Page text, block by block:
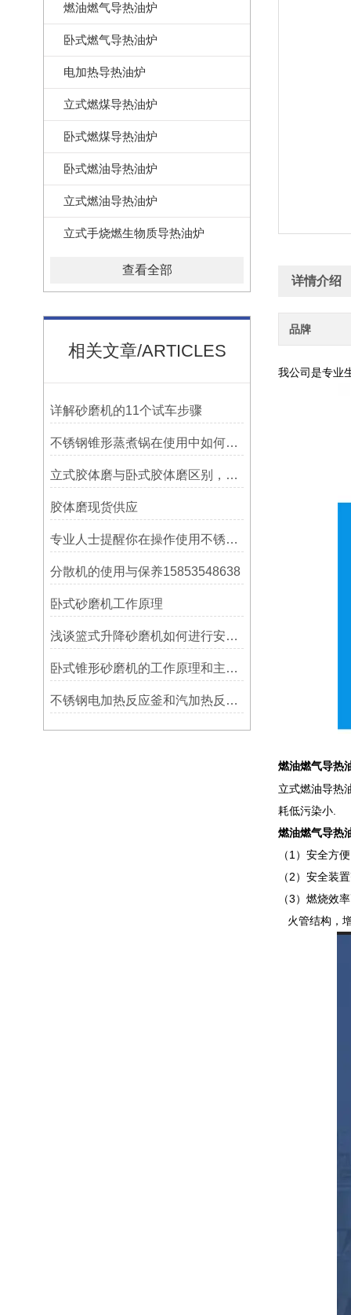
燃油燃气导热油炉
卧式燃气导热油炉
电加热导热油炉
立式燃煤导热油炉
卧式燃煤导热油炉
卧式燃油导热油炉
立式燃油导热油炉
立式手烧燃生物质导热油炉
查看全部
相关文章/ARTICLES
详解砂磨机的11个试车步骤
不锈钢锥形蒸煮锅在使用中如何进行维护保养
立式胶体磨与卧式胶体磨区别，各自的优点
胶体磨现货供应
专业人士提醒你在操作使用不锈钢胶体磨时一定要注意这些事
分散机的使用与保养15853548638
卧式砂磨机工作原理
浅谈篮式升降砂磨机如何进行安装维护
卧式锥形砂磨机的工作原理和主要特点是什么
不锈钢电加热反应釜和汽加热反应釜构造原理、特点
详情介绍
品牌
我公司是专业
燃油燃气导热
立式燃油导热
耗低污染小.
燃油燃气导热
（1）安全方
（2）安全装
（3）燃烧效
火管结构，